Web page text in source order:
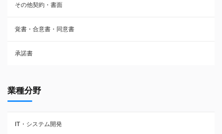
請負契約
フランチャイズ契約
賃貸借契約
その他契約・書面
覚書・合意書・同意書
承諾書
業種分野
IT・システム開発